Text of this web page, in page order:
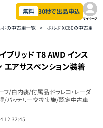
無料 30秒で出品申込
マイページ
ボの中古車一覧 > ボルボ XC60の中古車一覧
ブリッド T8 AWD インス
エアサスペンション装着
フ/白内装/付属品:ドラレコ・レーダ
/バッテリー交換実施/認定中古車
12:32:45